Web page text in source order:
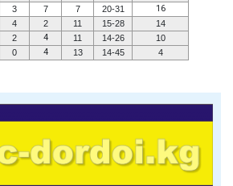
3 7 7 20-31 16
4 2 11 15-28
14
2 4 11 14-26
10
0 4 13 14-45 4